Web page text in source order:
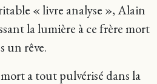
« livre analyse », Alain
la lumière à ce frère mort
un rêve.
a tout pulvérisé dans la